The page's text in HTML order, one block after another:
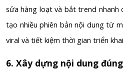
sửa hàng loạt và bắt trend nhanh
tạo nhiều phiên bản nội dung từ
viral và tiết kiệm thời gian triển
6. Xây dựng nội dung